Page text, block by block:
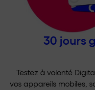
30 jours
Testez à volonté
vos appareils mobiles,